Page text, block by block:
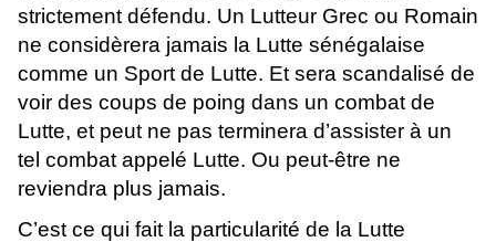
strictement défendu. Un Lutteur Grec ou Romain
ne considèrera jamais la Lutte sénégalaise
comme un Sport de Lutte. Et sera scandalisé de
voir des coups de poing dans un combat de
Lutte, et peut ne pas terminera d’assister à un
tel combat appelé Lutte. Ou peut-être ne
reviendra plus jamais.
C’est ce qui fait la particularité de la Lutte